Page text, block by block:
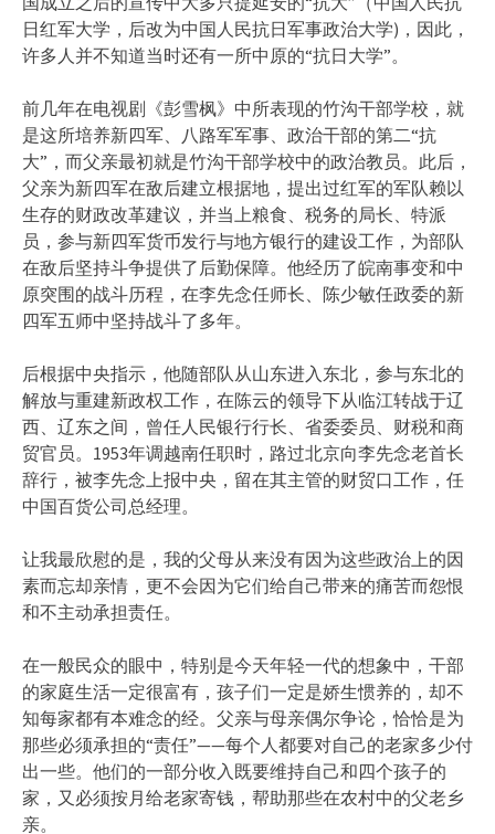
日红军大学，后改为中国人民抗日军事政治大学)，因此，
许多人并不知道当时还有一所中原的“抗日大学”。
前几年在电视剧《彭雪枫》中所表现的竹沟干部学校，就
是这所培养新四军、八路军军事、政治干部的第二“抗
大”，而父亲最初就是竹沟干部学校中的政治教员。此后，
父亲为新四军在敌后建立根据地，提出过红军的军队赖以
生存的财政改革建议，并当上粮食、税务的局长、特派
员，参与新四军货币发行与地方银行的建设工作，为部队
在敌后坚持斗争提供了后勤保障。他经历了皖南事变和中
原突围的战斗历程，在李先念任师长、陈少敏任政委的新
四军五师中坚持战斗了多年。
后根据中央指示，他随部队从山东进入东北，参与东北的
解放与重建新政权工作，在陈云的领导下从临江转战于辽
西、辽东之间，曾任人民银行行长、省委委员、财税和商
贸官员。1953年调越南任职时，路过北京向李先念老首长
辞行，被李先念上报中央，留在其主管的财贸口工作，任
中国百货公司总经理。
让我最欣慰的是，我的父母从来没有因为这些政治上的因
素而忘却亲情，更不会因为它们给自己带来的痛苦而怨恨
和不主动承担责任。
在一般民众的眼中，特别是今天年轻一代的想象中，干部
的家庭生活一定很富有，孩子们一定是娇生惯养的，却不
知每家都有本难念的经。父亲与母亲偶尔争论，恰恰是为
那些必须承担的“责任”——每个人都要对自己的老家多少付
出一些。他们的一部分收入既要维持自己和四个孩子的
家，又必须按月给老家寄钱，帮助那些在农村中的父老乡
亲。